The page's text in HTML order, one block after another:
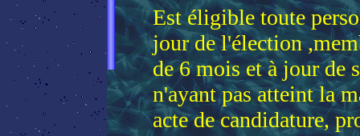
Est éligible toute
jour de l'élection
de 6 mois et à jour de
n'ayant pas atteint la
acte de candidature,